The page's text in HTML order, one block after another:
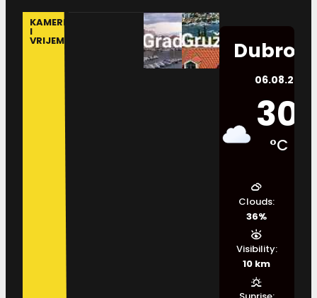
KAMERE
I
VRIJEME
06.08.2026.
30
°C
Clouds:
36%
Visibility:
10 km